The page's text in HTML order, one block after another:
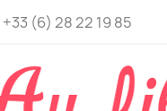
+33 (6) 28 22 19 85